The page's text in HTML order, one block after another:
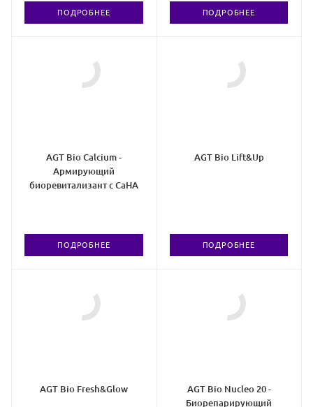
ПОДРОБНЕЕ ПОДРОБНЕЕ
AGT Bio Calcium -
Армирующий
биоревитализант с CaHA
ПОДРОБНЕЕ
AGT Bio Lift&Up
ПОДРОБНЕЕ
AGT Bio Fresh&Glow
AGT Bio Nucleo 20 -
Биорепарирующий